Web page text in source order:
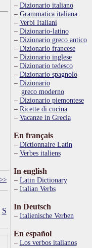
S
Dizionario italiano
Grammatica italiana
Verbi Italiani
Dizionario-latino
Dizionario greco antico
Dizionario francese
Dizionario inglese
Dizionario tedesco
Dizionario spagnolo
Dizionario
greco moderno
Dizionario piemontese
Ricette di cucina
Vacanze in Grecia
En français
Dictionnaire Latin
Verbes italiens
In english
Latin Dictionary
Italian Verbs
In Deutsch
Italienische Verben
En español
Los verbos italianos